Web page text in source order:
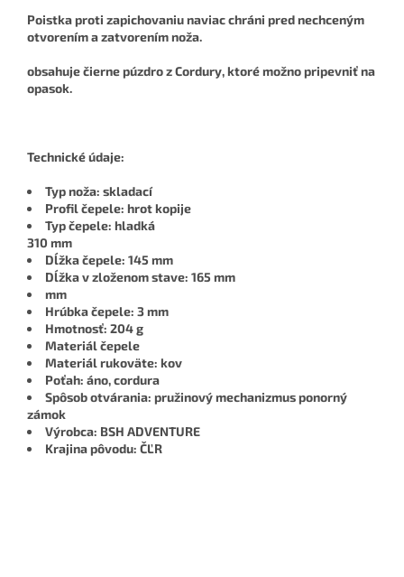
Poistka proti zapichovaniunaviac chráni pred nechceným
otvorením a zatvorením noža.
obsahuječiernepúzdro z Cordury, ktoré možno pripevniť na
opasok.
Technické údaje:
Typ noža: skladací
Profil čepele: hrot kopije
Typ čepele: hladká
310 mm
Dĺžka čepele: 145 mm
Dĺžka v zloženom stave: 165 mm
mm
Hrúbka čepele: 3 mm
Hmotnosť: 204 g
Materiál čepele
Materiál rukoväte: kov
Poťah: áno, cordura
Spôsob otvárania: pružinový mechanizmusponorný
zámok
Výrobca: BSH ADVENTURE
Krajina pôvodu: ČĽR